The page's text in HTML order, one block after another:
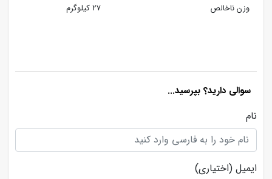
وزن ناخالص 27 کیلوگرم
سوالی دارید؟ بپرسید...
نام
ایمیل (اختیاری)